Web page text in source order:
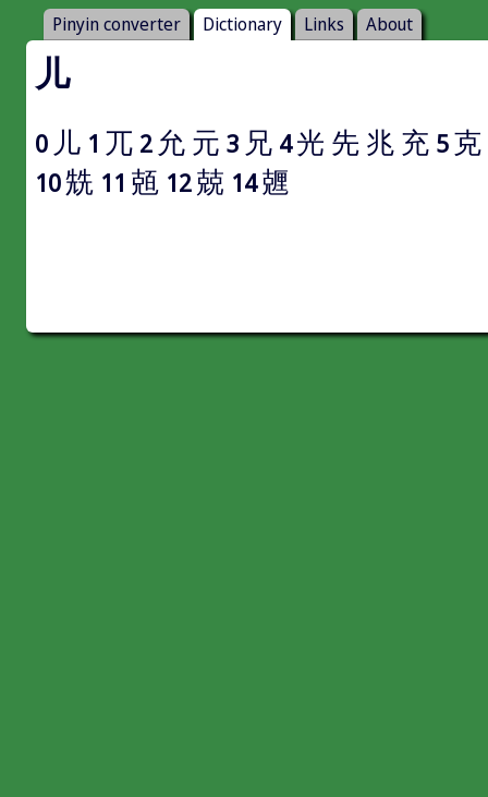
Pinyin converter Dictionary Links About
儿
0 儿 1 兀 2 允 元 3 兄 4光 先 兆 充 5克
10兟 11 兡 12兢 14兣